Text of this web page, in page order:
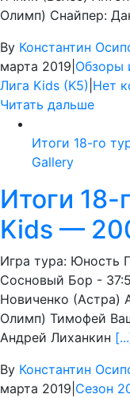
Олимп) Снайпер:
By Константин
марта 2019 Обзоры
Лига Kids (K5) Нет
Читать дальше
Итоги 18-го
Gallery
Итоги 18-
Kids —
Игра тура: Юность
Сосновый Бор -
Новиченко (Астра)
Олимп) Тимофей
Андрей Лиханкин
By Константин
марта 2019 Сезон